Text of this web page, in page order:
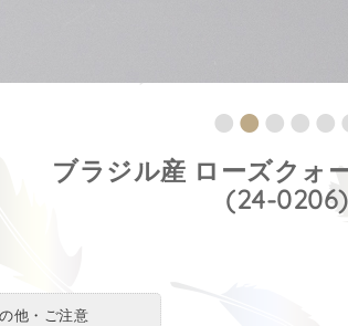
ブラジル産 ローズクォ
(24-0206)
他・ご注意